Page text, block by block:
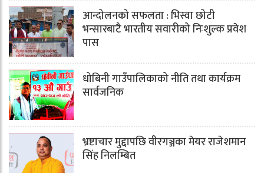
आन्दोलनको सफलता : भिस्वा छोटी
भन्सारबाटै भारतीय सवारीको निःशुल्क प्रवेश
पास
धोबिनी गाउँपालिकाको नीति तथा कार्यक्रम
सार्वजनिक
भ्रष्टाचार मुद्दापछि वीरगञ्जका मेयर राजेशमान
सिंह निलम्बित